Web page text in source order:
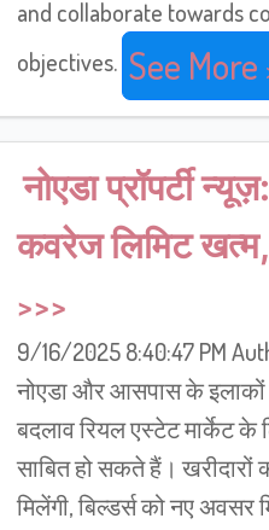
and collaborate towards
objectives. See More
नोएडा प्रॉपर्टी
कवरेज लिमिट
9/16/2025 8:40:47 PM
नोएडा और आसपास के इलाकों
बदलाव रियल एस्टेट मार्केट
साबित हो सकते हैं। खरीदारों
मिलेंगी, बिल्डर्स को नए